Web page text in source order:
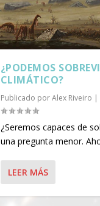
¿PODEMOS
CLIMÁTICO?
Publicado porAlex Riveiro |
¿Seremos capaces de
una pregunta menor.
LEER MÁS